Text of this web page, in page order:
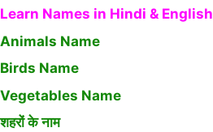
Learn Names in Hindi & English
Animals Name
Birds Name
Vegetables Name
शहरों के नाम